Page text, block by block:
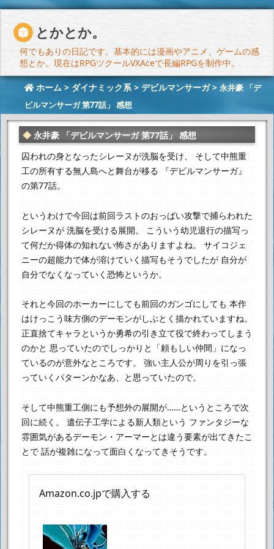
とかとか。
何でもありの日記です。基本的には漫画やアニメ、ゲームの感
想とか。現在はRPGツクールVXAceで長編RPGを制作中。
ホーム > ダイナミック系> デビルマンサーガ> 永井豪 「デ
ビルマンサーガ 第77話」 感想
永井豪 「デビルマンサーガ 第77話」 感想
囚われの身となったシレーヌが洗脳を受け、
そして中熊重
工の所有する無人島へと舞台が移る 『デビルマンサーガ』
の第77話。
というわけで今回は前回ラストのおっぱい攻撃で捕らわれた
シレーヌが 洗脳を受ける展開。
こういう幼児退行の描写っ
て何だか得体の知れない怖さがありますよね。
サイコジェ
ニーの超能力で体が溶けていく描写もそうでしたが 自分が
自分でなくなっていく恐怖というか。
それと今回のホーカーにしても前回のガンゴにしても 本作
はけっこう味方側のデーモンがしぶとく描かれていますね。
正直捨てキャラというか勇希の引き立て役で終わってしまう
のかと 思っていたのでしっかりと「頼もしい仲間」になっ
ているのが意外なところです。
強い主人公が周りを引っ張
っていくパターンかなあ、と思っていたので。
そして中熊重工側にも予想外の展開が……というところで次
回に続く。
遺伝子工学による新人類という ファンタジーな
雰囲気があるデーモン・アーマーとは違う要素が出てきたこ
とで 話が複雑になって面白くなってきそうです。
Amazon.co.jpで購入する